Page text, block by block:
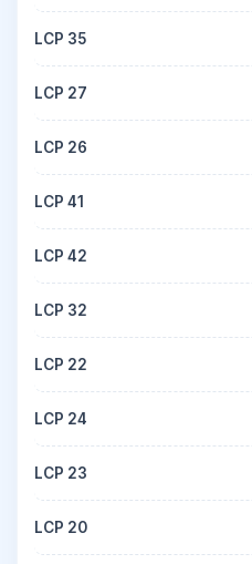
LCP 35
LCP 27
LCP 26
LCP 41
LCP 42
LCP 32
LCP 22
LCP 24
LCP 23
LCP 20